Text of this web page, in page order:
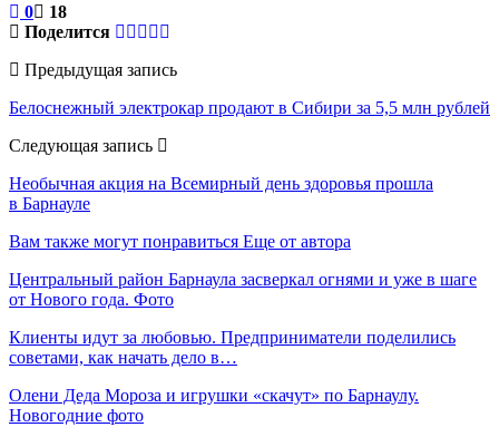
0
18
Поделится
Предыдущая запись
Белоснежный электрокар продают в Сибири за 5,5 млн рублей
Следующая запись
Необычная акция на Всемирный день здоровья прошла
в Барнауле
Вам также могут понравиться Еще от автора
Центральный район Барнаула засверкал огнями и уже в шаге
от Нового года. Фото
Клиенты идут за любовью. Предприниматели поделились
советами, как начать дело в…
Олени Деда Мороза и игрушки «скачут» по Барнаулу.
Новогодние фото